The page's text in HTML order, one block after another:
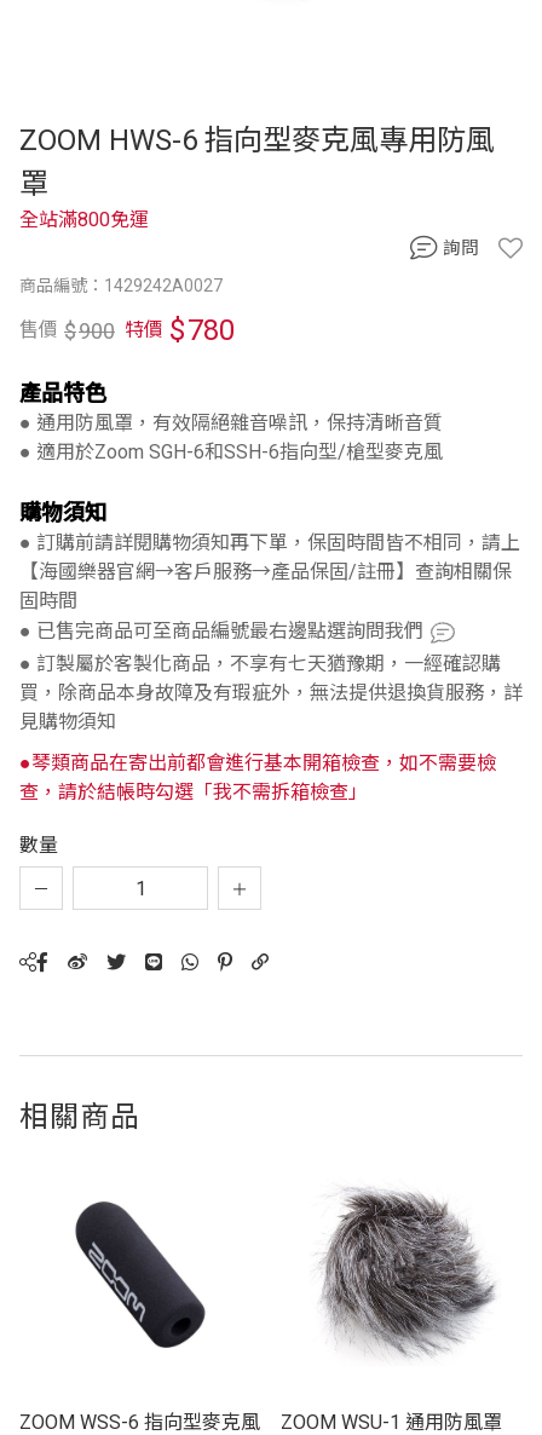
ZOOM HWS-6 指向型麥克風專用防風
罩
商品編號：1429242A0027
全站滿800免運
售價 $900 特價 $780
產品特色
● 通用防風罩，有效隔絕雜音噪訊，保持清晰音質
● 適用於Zoom SGH-6和SSH-6指向型/槍型麥克風
購物須知
● 訂購前請詳閱購物須知再下單，保固時間皆不相同，請上
【海國樂器官網→客戶服務→產品保固/註冊】查詢相關保
固時間
● 已售完商品可至商品編號最右邊點選詢問我們
● 訂製屬於客製化商品，不享有七天猶豫期，一經確認購
買，除商品本身故障及有瑕疵外，無法提供退換貨服務，詳
見購物須知
●琴類商品在寄出前都會進行基本開箱檢查，如不需要檢
查，請於結帳時勾選「我不需拆箱檢查」
數量
詢問
相關商品
ZOOM WSS-6 指向型麥克風
ZOOM WSU-1 通用防風罩